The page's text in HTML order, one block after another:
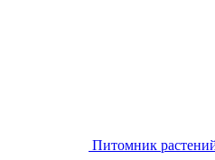
Питомник